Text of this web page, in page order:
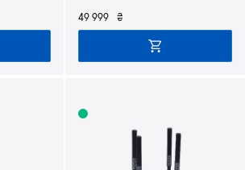
49 999 ₴